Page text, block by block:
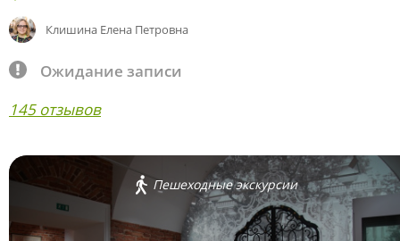
Клишина Елена Петровна
Ожидание записи
145 отзывов
Пешеходные экскурсии